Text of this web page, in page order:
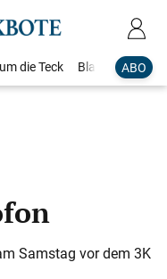
ABO
die Teck Blaulicht
Samstag vor dem 3K